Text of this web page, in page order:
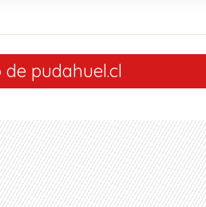
de pudahuel.cl